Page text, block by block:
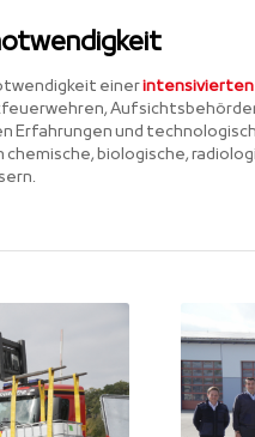
einerintensivierten
Erfahrungen und
chemische, biologische,